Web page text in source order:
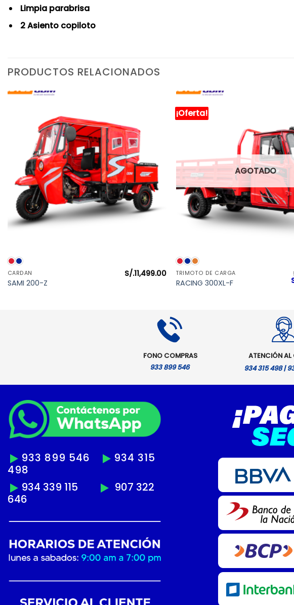
Limpia parabrisa
2 Asiento copiloto
PRODUCTOS RELACIONADOS
CARDAN
SAMI 200-Z
S/.11,499.00
¡Oferta!
AGOTADO
TRIMOTO DE CARGA
RACING 300XL-F
FONO COMPRAS
933 899 546
ATENCIÓN AL
934 315 498 |
933 899 546
934 315
498
934 339 115
907 322
646